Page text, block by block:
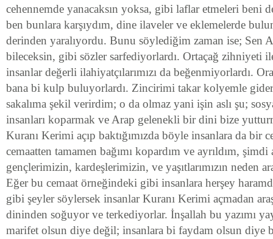
cehennemde yanacaksın yoksa, gibi laflar etmeleri beni
ben bunlara karşıydım, dine ilaveler ve eklemelerde
derinden yaralıyordu. Bunu söylediğim zaman ise; Sen
bileceksin, gibi sözler sarfediyorlardı. Ortaçağ zihniyeti
insanlar değerli ilahiyatçılarımızı da beğenmiyorlardı.
bana bi kulp buluyorlardı. Zincirimi takar kolyemle
sakalıma şekil verirdim; o da olmaz yani işin aslı şu;
insanları koparmak ve Arap gelenekli bir dini bize
Kuranı Kerimi açıp baktığımızda böyle insanlara da bir
cemaatten tamamen bağımı kopardım ve ayrıldım, şimdi
gençlerimizin, kardeşlerimizin, ve yaşıtlarımızın neden
Eğer bu cemaat örneğindeki gibi insanlara herşey
gibi şeyler söylersek insanlar Kuranı Kerimi açmadan
dininden soğuyor ve terkediyorlar. İnşallah bu yazımı
marifet olsun diye değil; insanlara bi faydam olsun diye